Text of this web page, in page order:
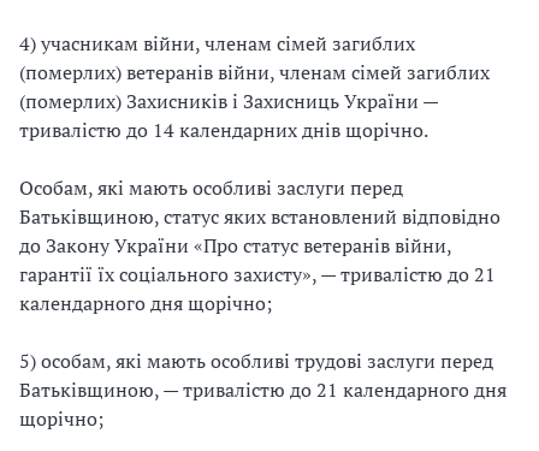
4) учасникам війни, членам сімей загиблих
(померлих) ветеранів війни, членам сімей загиблих
(померлих) Захисників і Захисниць України —
тривалістю до 14 календарних днів щорічно.
Особам, які мають особливі заслуги перед
Батьківщиною, статус яких встановлений відповідно
до Закону України «Про статус ветеранів війни,
гарантії їх соціального захисту», — тривалістю до 21
календарного дня щорічно;
5) особам, які мають особливі трудові заслуги перед
Батьківщиною, — тривалістю до 21 календарного дня
щорічно;